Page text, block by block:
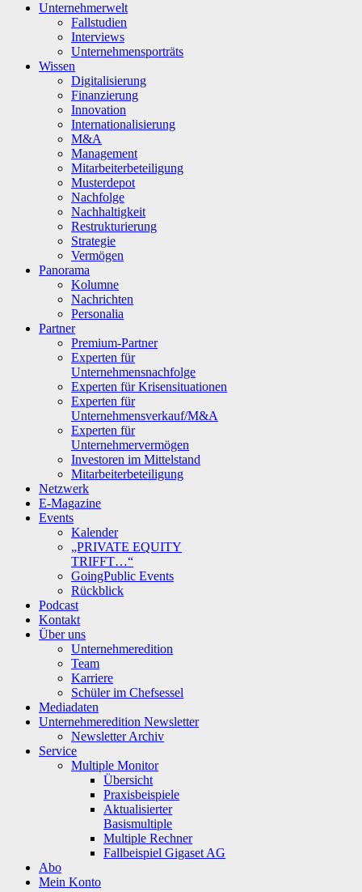
Unternehmerwelt
Fallstudien
Interviews
Unternehmensporträts
Wissen
Digitalisierung
Finanzierung
Innovation
Internationalisierung
M&A
Management
Mitarbeiterbeteiligung
Musterdepot
Nachfolge
Nachhaltigkeit
Restrukturierung
Strategie
Vermögen
Panorama
Kolumne
Nachrichten
Personalia
Partner
Premium-Partner
Experten für
Unternehmensnachfolge
Experten für Krisensituationen
Experten für
Unternehmensverkauf/M&A
Experten für
Unternehmervermögen
Investoren im Mittelstand
Mitarbeiterbeteiligung
Netzwerk
E-Magazine
Events
Kalender
„PRIVATE EQUITY
TRIFFT…“
GoingPublic Events
Rückblick
Podcast
Kontakt
Über uns
Unternehmeredition
Team
Karriere
Schüler im Chefsessel
Mediadaten
Unternehmeredition Newsletter
Newsletter Archiv
Service
Multiple Monitor
Übersicht
Praxisbeispiele
Aktualisierter
Basismultiple
Multiple Rechner
Fallbeispiel Gigaset AG
Abo
Mein Konto